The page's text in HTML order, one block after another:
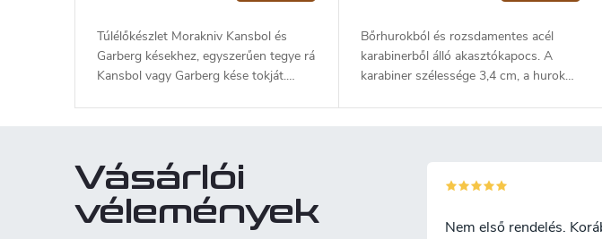
Túlélőkészlet Morakniv Kansbol és
Garberg késekhez, egyszerűen tegye rá
Kansbol vagy Garberg kése tokját.
kérget vagy fűrészport.
Bőrhurokból és rozsdamentes acél
karabinerből álló akasztókapocs. A
karabiner szélessége 3,4 cm, a hurok
Vásárlói
vélemények
Nem első rendelés.